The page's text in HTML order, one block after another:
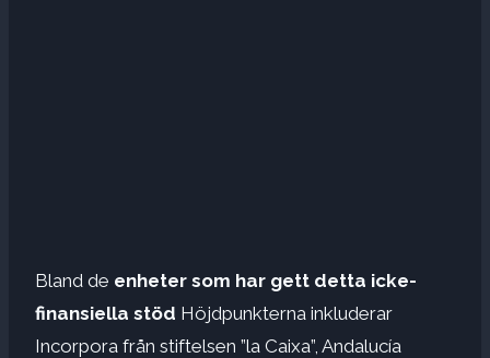
Bland de enheter som har gett detta icke-
finansiella stöd Höjdpunkterna inkluderar
Incorpora från stiftelsen ”la Caixa”, Andalucía